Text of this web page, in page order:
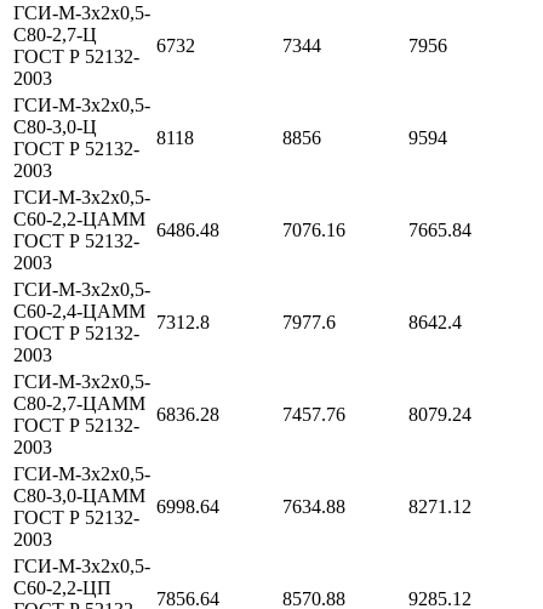
ГСИ-М-3х2х0,5-
С80-2,7-Ц
ГОСТ Р 52132-
2003
6732 7344 7956
ГСИ-М-3х2х0,5-
С80-3,0-Ц
ГОСТ Р 52132-
2003
8118 8856 9594
ГСИ-М-3х2х0,5-
С60-2,2-ЦАММ
ГОСТ Р 52132-
2003
6486.48 7076.16 7665.84
ГСИ-М-3х2х0,5-
С60-2,4-ЦАММ
ГОСТ Р 52132-
2003
7312.8 7977.6 8642.4
ГСИ-М-3х2х0,5-
С80-2,7-ЦАММ
ГОСТ Р 52132-
2003
6836.28 7457.76 8079.24
ГСИ-М-3х2х0,5-
С80-3,0-ЦАММ
ГОСТ Р 52132-
2003
6998.64 7634.88 8271.12
ГСИ-М-3х2х0,5-
С60-2,2-ЦП
7856.64 8570.88 9285.12